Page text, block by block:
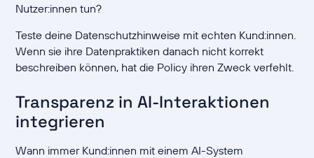
Nutzer:innen tun?
Teste deine Datenschutzhinweise mit echten Kund:innen.
Wenn sie ihre Datenpraktiken danach nicht korrekt
beschreiben können, hat die Policy ihren Zweck verfehlt.
Transparenz in AI-Interaktionen
integrieren
Wann immer Kund:innen mit einem AI-System